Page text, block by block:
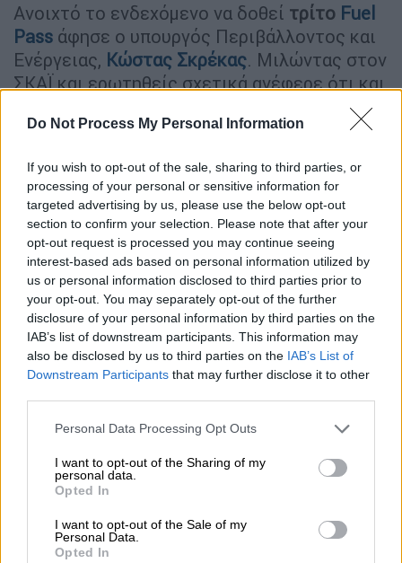
Do Not Process My Personal Information
If you wish to opt-out of the sale, sharing to third parties, or
processing of your personal or sensitive information for
targeted advertising by us, please use the below opt-out
section to confirm your selection. Please note that after your
opt-out request is processed you may continue seeing
interest-based ads based on personal information utilized by
us or personal information disclosed to third parties prior to
your opt-out. You may separately opt-out of the further
disclosure of your personal information by third parties on the
IAB’s list of downstream participants. This information may
also be disclosed by us to third parties on the IAB’s List of
Downstream Participants that may further disclose it to other
Please note that this website/app uses one or more Google
not limited to your visit or usage behaviour. You may click to
grant or deny consent to Google and its third-party tags to
use your data for below specified purposes in below Google
consent section.
Personal Data Processing Opt Outs
I want to opt-out of the Sharing of my
personal data.
Opted In
I want to opt-out of the Sale of my
Personal Data.
Opted In
Ανοιχτό το ενδεχόμενο να δοθεί τρίτο Fuel
Pass άφησε ο υπουργός Περιβάλλοντος και
Ενέργειας, Κώστας Σκρέκας. Μιλώντας στον
ΣΚΑΪ και ερωτηθείς σχετικά ανέφερε ότι και
στη χώρα μας είναι πολύ ακριβά τα καύσιμα
κίνησης.
«Παρακολουθούμε την εξέλιξη, αν δούμε ότι
οι τιμέςλιανικής ανεβαίνουν σε όλα τα
επίπεδα, εδώ είμαστε ναστηρίξουμεόπως
τοκάναμε και με το fuel pass» τόνισε ο κ.
Σκρεκας.
Παράλληλα, ο υπουργός αναφέρθηκε σε
πέντε προγράμματα για νοικοκυριάκαι
επαγγελματίες με την υποβολή αιτήσεων σε
ηλεκτρονικές πλατφόρμες που θα
Θερμοσίφωνα, το Εξοικονομώ 2023 για όλα
τα νοικοκυριά, το Εξοικονομώ -Ανακαινίζω
για νέους και το Εξοικονομώ επιχειρήσεων.
Ο προϋπολογισμός επιδότησης των
προγραμμάτων ανέρχεται στα 1, 2 δισ ευρώ